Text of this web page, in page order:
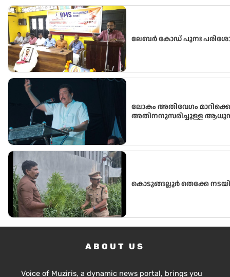
ലേബർ കോഡ് പുനഃ
ലോകം അതിവേഗം
അതിനനുസരിച്ചുള്ള
കൊടുങ്ങല്ലൂർ തെക്കേ
ABOUT US
Voice of Muziris, a dynamic news portal, brings you